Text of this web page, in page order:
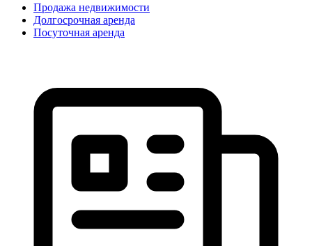
Продажа недвижимости
Долгосрочная аренда
Посуточная аренда